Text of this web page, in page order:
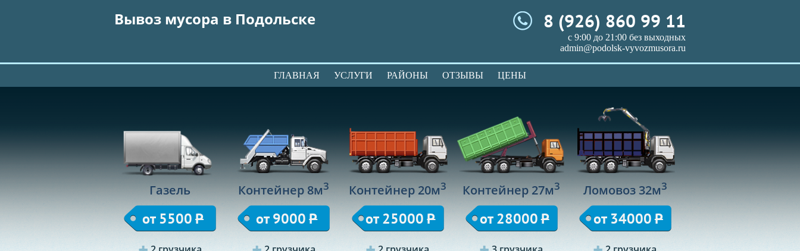
Вывоз мусора в Подольске 8 (926) 860 99 11
с 9:00 до 21:00 без выходных
admin@podolsk-vyvozmusora.ru
ГЛАВНАЯ УСЛУГИ РАЙОНЫ ОТЗЫВЫ ЦЕНЫ
Газель
от 5500Р
Контейнер 8м3
от 9000 Р
Контейнер 20м3
от 25000 Р
Контейнер 27м3
от 28000Р
Ломовоз 32м3
от 34000Р